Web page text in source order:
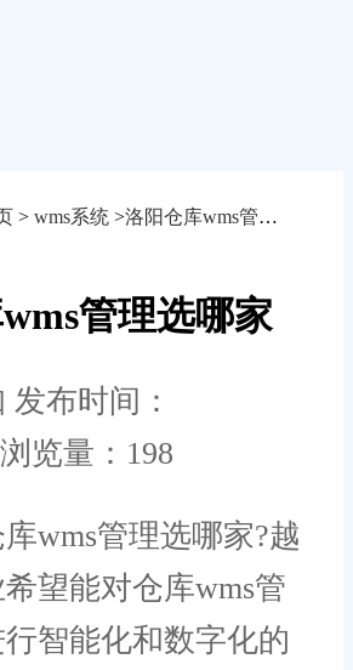
> wms系统 >洛阳仓库wms管理选哪家
管理选哪家
发布时间：
浏览量：198
管理选哪家?越
望能对仓库wms管
智能化和数字化的